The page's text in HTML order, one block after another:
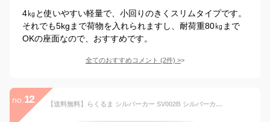
4㎏と使いやすい軽量で、小回りのきくスリムタイプです。
それでも5kgまで荷物を入れられますし、耐荷重80㎏まで
OKの座面なので、おすすめです。
全てのおすすめコメント (2件) >
no. 12 【送料無料】らくるま シルバーカー SV002B シルバーカート 手押し車 ショッピングカート 敬老の日 お買い物 おでかけ 老人車 歩行補助車 高齢者 老人 軽量 コンパクト おしゃれ 座れる シニア 人気 安定 おりたたみ 折り畳み バッグ取り外し可能 シンプル